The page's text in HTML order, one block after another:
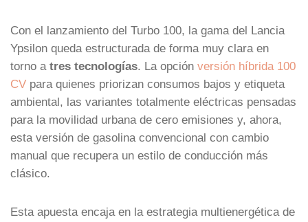
Con el lanzamiento del Turbo 100, la gama del Lancia
Ypsilon queda estructurada de forma muy clara en
torno a tres tecnologías. La opción versión híbrida 100
CV para quienes priorizan consumos bajos y etiqueta
ambiental, las variantes totalmente eléctricas pensadas
para la movilidad urbana de cero emisiones y, ahora,
esta versión de gasolina convencional con cambio
manual que recupera un estilo de conducción más
clásico.
Esta apuesta encaja en la estrategia multienergética de